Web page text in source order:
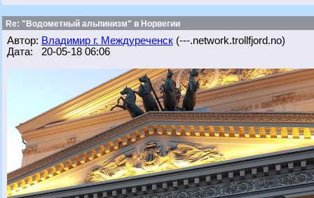
Re: "Водометный альпинизм" в Норвегии
Автор: Владимир г. Междуреченск (---.network.trollfjord.no)
Дата: 20-05-18 06:06